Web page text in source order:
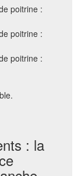
poitrine :
poitrine :
poitrine :
: la